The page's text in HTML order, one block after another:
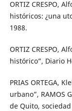
ORTIZ CRESPO,
históricos: ¿una
1988.
ORTIZ CRESPO,
histórico”, Diario
PRIAS ORTEGA,
urbano”, RAMOS
de Quito,